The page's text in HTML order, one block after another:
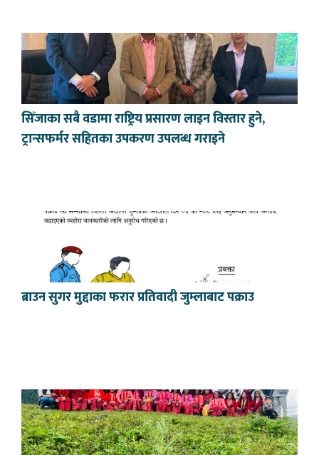
सिँजाका सबै वडामा राष्ट्रिय प्रसारण लाइन विस्तार हुने,
ट्रान्सफर्मर सहितका उपकरण उपलब्ध गराइने
ब्राउन सुगर मुद्दाका फरार प्रतिवादी जुम्लाबाट पक्राउ